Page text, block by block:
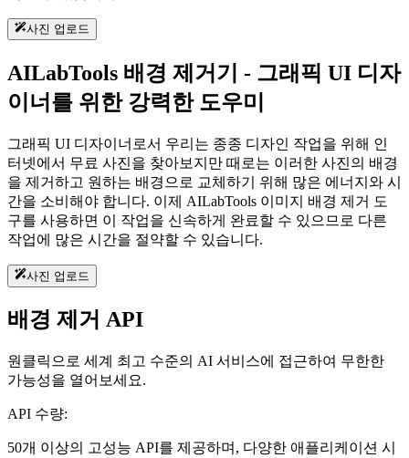
사진 업로드
AILabTools 배경 제거기 - 그래픽 UI 디자
이너를 위한 강력한 도우미
그래픽 UI 디자이너로서 우리는 종종 디자인 작업을 위해 인
터넷에서 무료 사진을 찾아보지만 때로는 이러한 사진의 배경
을 제거하고 원하는 배경으로 교체하기 위해 많은 에너지와 시
간을 소비해야 합니다. 이제 AILabTools 이미지 배경 제거 도
구를 사용하면 이 작업을 신속하게 완료할 수 있으므로 다른
작업에 많은 시간을 절약할 수 있습니다.
사진 업로드
배경 제거 API
원클릭으로 세계 최고 수준의 AI 서비스에 접근하여 무한한
가능성을 열어보세요.
API 수량:
50개 이상의 고성능 API를 제공하며, 다양한 애플리케이션 시